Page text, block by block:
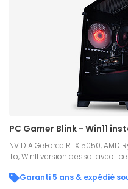
PC Gamer Blink - Win11
NVIDIA GeForce RTX 5050, AMD
To, Win11 version d'essai avec
Garanti 5 ans & expédié